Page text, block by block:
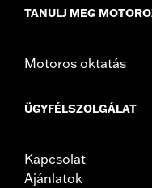
fitment for details
Length:21.6 Inches
In the Box:Tour-Pak and
TANULJ MEG
Motoros oktatás
ÜGYFÉLSZOLGÁLAT
Kapcsolat
Ajánlatok